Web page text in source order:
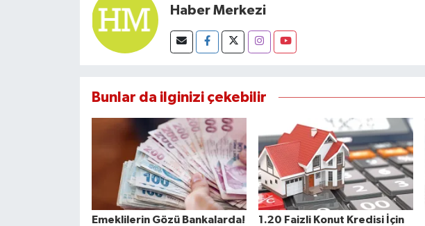
Haber Merkezi
Bunlar da ilginizi çekebilir
Emeklilerin Gözü Bankalarda!
1.20 Faizli Konut Kredisi İçin